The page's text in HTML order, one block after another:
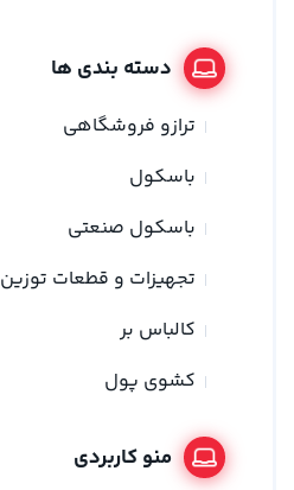
دسته بندی ها
ترازو فروشگاهی
باسکول
باسکول صنعتی
تجهیزات و قطعات توزین
کالباس بر
کشوی پول
منو کاربردی